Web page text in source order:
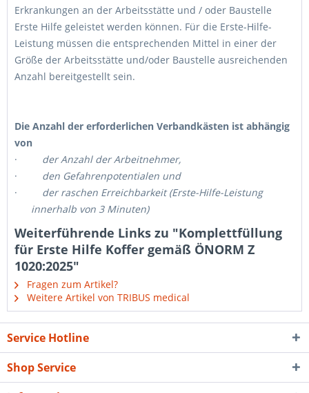
Erkrankungen an der Arbeitsstätte und / oder Baustelle
Erste Hilfe geleistet werden können. Für die Erste-Hilfe-
Leistung müssen die entsprechenden Mittel in einer der
Größe der Arbeitsstätte und/oder Baustelle ausreichenden
Anzahl bereitgestellt sein.
Die Anzahl der erforderlichen Verbandkästen ist abhängig
von
· der Anzahl der Arbeitnehmer,
· den Gefahrenpotentialen und
· der raschen Erreichbarkeit (Erste-Hilfe-Leistung
innerhalb von 3 Minuten)
Weiterführende Links zu "Komplettfüllung
für Erste Hilfe Koffer gemäß ÖNORM Z
1020:2025"
Fragen zum Artikel?
Weitere Artikel von TRIBUS medical
Service Hotline
Shop Service